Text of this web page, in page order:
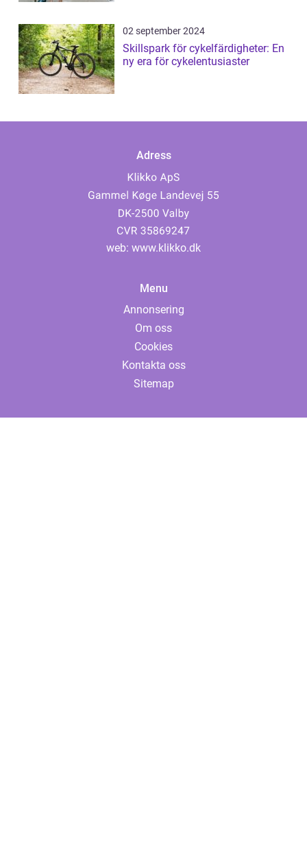
02 september 2024
Skillspark för cykelfärdigheter: En
ny era för cykelentusiaster
Adress
web: www.klikko.dk
Menu
Annonsering
Om oss
Cookies
Kontakta oss
Sitemap